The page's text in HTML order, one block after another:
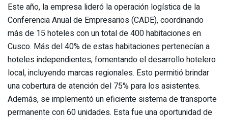
Este año, la empresa lideró la operación logística de la
Conferencia Anual de Empresarios (CADE), coordinando
más de 15 hoteles con un total de 400 habitaciones en
Cusco. Más del 40% de estas habitaciones pertenecían a
hoteles independientes, fomentando el desarrollo hotelero
local, incluyendo marcas regionales. Esto permitió brindar
una cobertura de atención del 75% para los asistentes.
Además, se implementó un eficiente sistema de transporte
permanente con 60 unidades. Esta fue una oportunidad de